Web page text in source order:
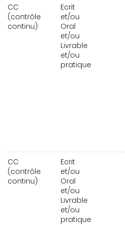
CC
(contrôle
continu)
Ecrit
et/ou
Oral
et/ou
Livrable
et/ou
pratique
CC
(contrôle
continu)
Ecrit
et/ou
Oral
et/ou
Livrable
et/ou
pratique